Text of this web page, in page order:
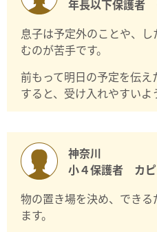
年長以下保護者
息子は予定外のことや、
むのが苦手です。
前もって明日の予定を伝
すると、受け入れやすいよ
神奈川
小４保護者 カ
物の置き場を決め、でき
ます。